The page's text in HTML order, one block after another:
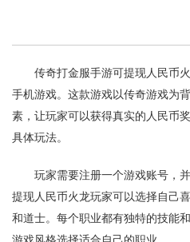
传奇打金服手游可提现人民币
手机游戏。这款游戏以传奇游戏为
素，让玩家可以获得真实的人民币
具体玩法。
玩家需要注册一个游戏账号，
提现人民币火龙玩家可以选择自己
和道士。每个职业都有独特的技能
游戏风格选择适合自己的职业。